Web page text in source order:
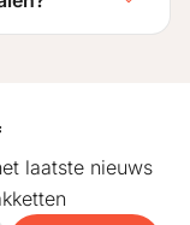
laatste nieuws